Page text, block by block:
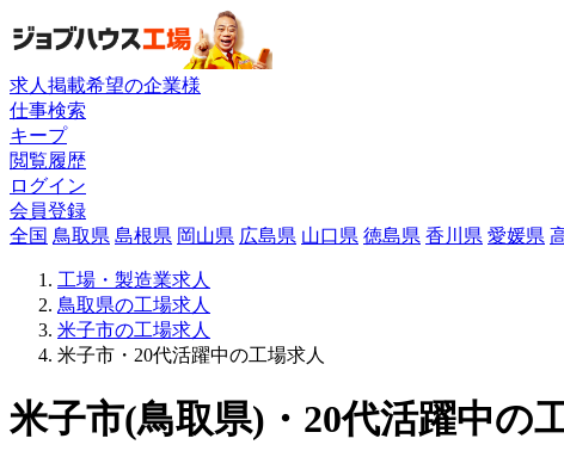
求人掲載希望の企業様
仕事検索
キープ
閲覧履歴
ログイン
会員登録
全国 鳥取県 島根県 岡山県 広島県 山口県 徳島県 香川県 愛媛県
工場・製造業求人
鳥取県の工場求人
米子市の工場求人
米子市・20代活躍中の工場求人
米子市(鳥取県)・20代活躍中の